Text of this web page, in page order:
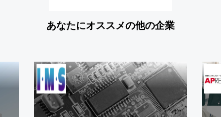
あなたにオススメの他の企業